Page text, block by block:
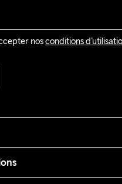
nos conditions